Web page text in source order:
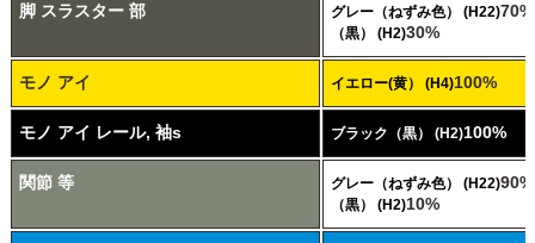
脚 スラスター 部 グレー（ねずみ色） (H22)
（黒） (H2)30%
モノ アイ イエロー(黄） (H4)100%
モノ アイ レール, 袖s ブラック（黒） (H2)100%
関節 等 グレー（ねずみ色） (H22)
（黒） (H2)10%